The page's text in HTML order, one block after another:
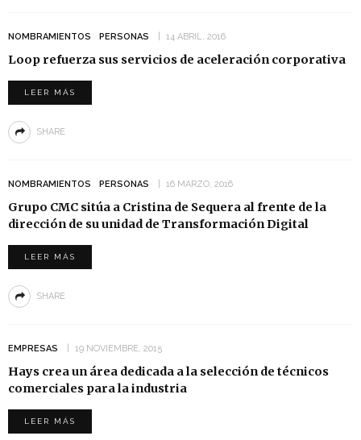
NOMBRAMIENTOS PERSONAS 14 ABRIL, 2016
Loop refuerza sus servicios de aceleración corporativa
LEER MÁS
SHARE
NOMBRAMIENTOS PERSONAS 16 MARZO, 2016
Grupo CMC sitúa a Cristina de Sequera al frente de la
dirección de su unidad de Transformación Digital
LEER MÁS
SHARE
EMPRESAS 19 NOVIEMBRE, 2015
Hays crea un área dedicada a la selección de técnicos
comerciales para la industria
LEER MÁS